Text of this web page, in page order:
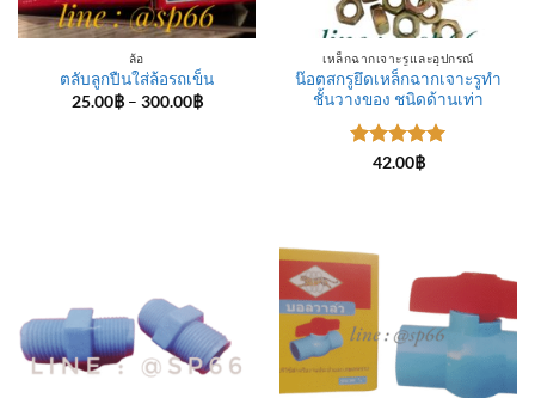
ล้อ
ตลับลูกปืนใส่ล้อรถเข็น
25.00฿ – 300.00฿Price
เหล็กฉากเจาะรูและอุปกรณ์
น๊อตสกรูยึดเหล็กฉากเจาะรูทำ
ชั้นวางของ ชนิดด้านเท่า
ให้คะแนน
42.00฿